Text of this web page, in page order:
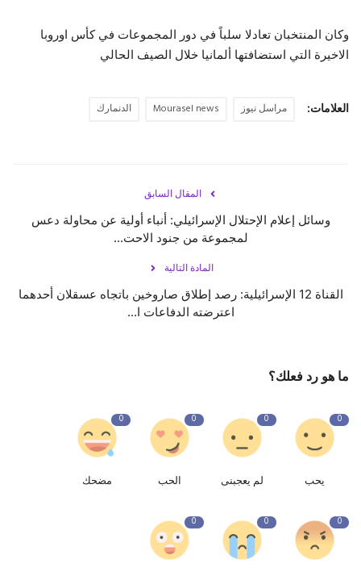
وكان المنتخبان تعادلا سلباً في دور المجموعات في كأس اوروبا
الاخيرة التي استضافتها ألمانيا خلال الصيف الحالي
العلامات: مراسل نيوز Mourasel news الدنمارك
المقال السابق
وسائل إعلام الإحتلال الإسرائيلي: أنباء أولية عن محاولة دعس
لمجموعة من جنود الاحت...
المادة التالية
القناة 12 الإسرائيلية: رصد إطلاق صاروخين باتجاه عسقلان أحدهما
اعترضته الدفاعات ا...
ما هو رد فعلك؟
0
يحب
0
لم يعجبنى
0
الحب
0
مضحك
0
0
0